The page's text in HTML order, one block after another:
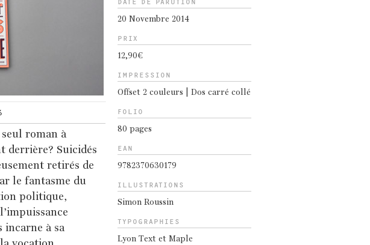
roman à
derrière? Suicidés
retirés de
le fantasme du
politique,
incarne à sa
DATE DE PARUTION
20 Novembre 2014
PRIX
12,90€
IMPRESSION
Offset 2 couleurs | Dos carré collé
FOLIO
80 pages
EAN
9782370630179
ILLUSTRATIONS
Simon Roussin
TYPOGRAPHIES
Lyon Text et Maple